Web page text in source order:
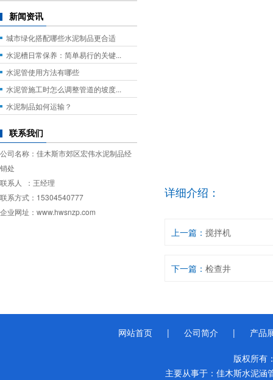
新闻资讯
城市绿化搭配哪些水泥制品更合适
水泥槽日常保养：简单易行的关键...
水泥管使用方法有哪些
水泥管施工时怎么调整管道的坡度...
水泥制品如何运输？
联系我们
公司名称：佳木斯市郊区宏伟水泥制品经
销处
联系人 ：王经理
联系方式：15304540777
企业网址：www.hwsnzp.com
详细介绍：
上一篇： 搅拌机
下一篇： 检查井
网站首页 | 公司简介 | 产品
版权所有
主要从事于： 佳木斯水泥涵